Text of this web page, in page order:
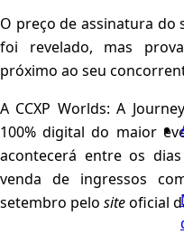
O preço de assinatura do
foi revelado, mas
próximo ao seu
A CCXP Worlds: A
100% digital do maior
acontecerá entre os
venda de ingressos
setembro pelo siteoficial